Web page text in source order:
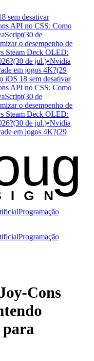
sem desativar
API no CSS: Como
(30 de
o desempenho de
Deck OLED:
(30 de jul.)•Nvidia
em jogos 4K?(29
18 sem desativar
API no CSS: Como
(30 de
o desempenho de
Deck OLED:
(30 de jul.)•Nvidia
em jogos 4K?(29
ESIGN
Programação
Programação
Cons
para